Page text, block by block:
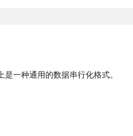
一种通用的数据串行化格式。